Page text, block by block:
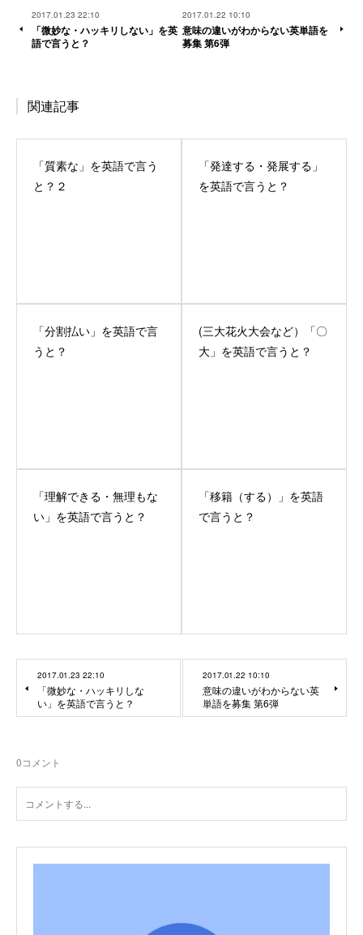
2017.01.23 22:10
「微妙な・ハッキリしない」を英
語で言うと？
2017.01.22 10:10
意味の違いがわからない英単語を
募集 第6弾
関連記事
「質素な」を英語で言う
と？２
「発達する・発展する」
を英語で言うと？
「分割払い」を英語で言
うと？
(三大花火大会など）「〇
大」を英語で言うと？
「理解できる・無理もな
い」を英語で言うと？
「移籍（する）」を英語
で言うと？
2017.01.23 22:10
「微妙な・ハッキリしな
い」を英語で言うと？
2017.01.22 10:10
意味の違いがわからない英
単語を募集 第6弾
0コメント